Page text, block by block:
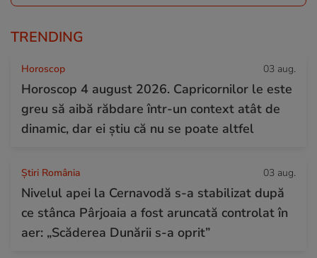
TRENDING
Horoscop 03 aug.
Horoscop 4 august 2026. Capricornilor le este
greu să aibă răbdare într-un context atât de
dinamic, dar ei știu că nu se poate altfel
Știri România 03 aug.
Nivelul apei la Cernavodă s-a stabilizat după
ce stânca Pârjoaia a fost aruncată controlat în
aer: „Scăderea Dunării s-a oprit”